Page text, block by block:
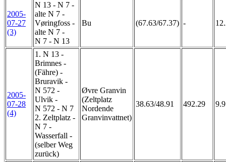
2005-
07-27
(3)
N 13 - N 7 -
alte N 7 -
Vøringfoss -
alte N 7 -
N 7 - N 13
Bu (67.63/67.37) -
2005-
07-28
(4)
1. N 13 -
Brimnes -
(Fähre) -
Bruravik -
N 572 -
Ulvik -
N 572 - N 7
2. Zeltplatz -
N 7 -
Wasserfall -
(selber Weg
zurück)
Øvre Granvin
(Zeltplatz
Nordende
Granvinvattnet)
38.63/48.91 492.29